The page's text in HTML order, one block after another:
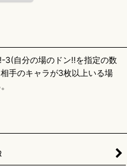
3(自分の場のドン!!を指定の数
手のキャラが3枚以上いる場